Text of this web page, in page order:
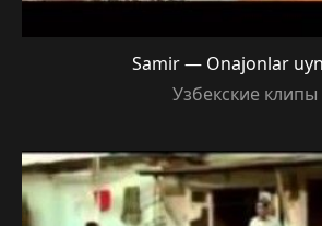
Samir — Onajonlar
Узбекские клипы